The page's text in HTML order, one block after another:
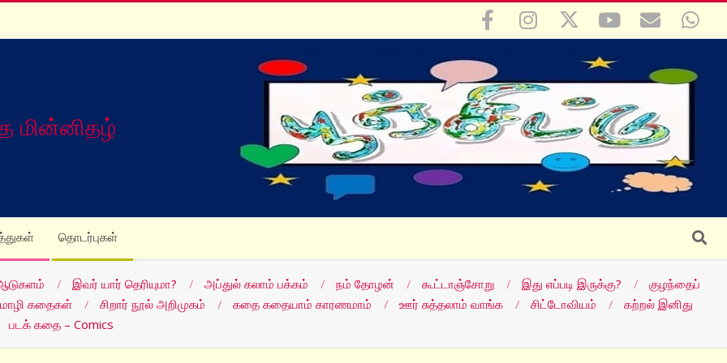
மின்னிதழ்
தொடர்புகள் Search
இவர் யார் தெரியுமா? அப்துல் கலாம் பக்கம் நம் தோழன் கூட்டாஞ்சோறு இது எப்படி இருக்கு?
குழந்தைப்
கதைகள் சிறார் நூல் அறிமுகம் கதை கதையாம் காரணமாம் ஊர் சுத்தலாம் வாங்க சிட்டோவியம்
கற்றல் இனிது
படக் கதை – Comics